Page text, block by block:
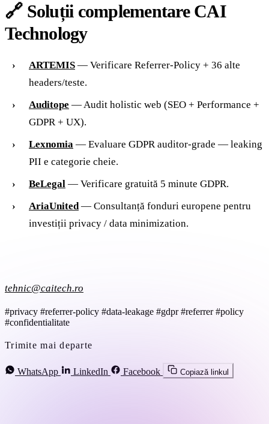
🔗 Soluții complementare CAI
Technology
ARTEMIS — Verificare Referrer-Policy + 36 alte
headers/teste.
Auditope — Audit holistic web (SEO + Performance +
GDPR + UX).
Lexnomia — Evaluare GDPR auditor-grade — leaking
PII e categorie cheie.
BeLegal — Verificare gratuită 5 minute GDPR.
AriaUnited— Consultanță fonduri europene pentru
investiții privacy / data minimization.
tehnic@caitech.ro
#privacy #referrer-policy #data-leakage #gdpr#referrer#policy
#confidentialitate
Trimite mai departe
WhatsApp LinkedIn Facebook Copiază linkul